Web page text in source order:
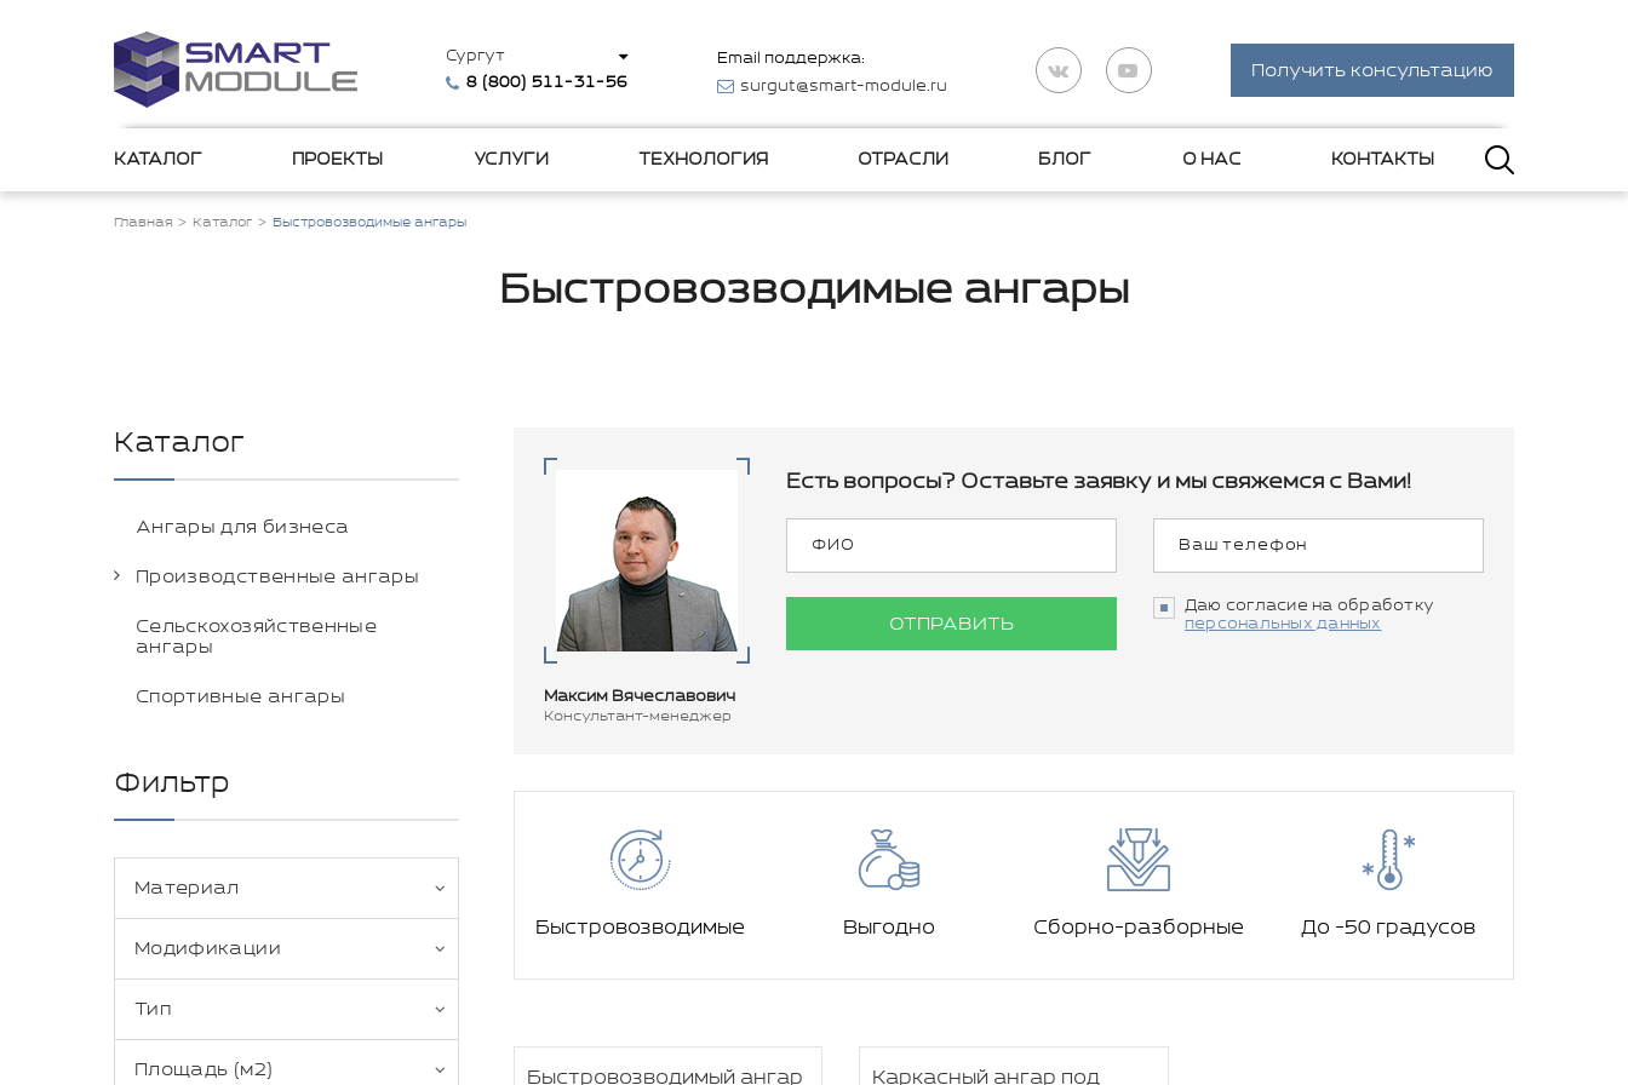
Сургут
8 (800) 511-31-56
Email поддержка:
surgut@smart-module.ru
Получить консультацию
КАТАЛОГ ПРОЕКТЫ УСЛУГИ ТЕХНОЛОГИЯ ОТРАСЛИ БЛОГ О НАС КОНТАКТЫ
Главная Каталог Быстровозводимые ангары
Быстровозводимые ангары
Каталог
Ангары для бизнеса
Производственные ангары
Сельскохозяйственные
ангары
Спортивные ангары
Фильтр
Материал
Модификации
Тип
Площадь (м2)
Максим Вячеславович
Консультант-менеджер
Есть вопросы? Оставьте заявку и мы свяжемся с Вами!
ОТПРАВИТЬ
Даю согласие на обработку
персональных данных
Быстровозводимые Выгодно Сборно-разборные До -50 градусов
Быстровозводимый ангар Каркасный ангар под